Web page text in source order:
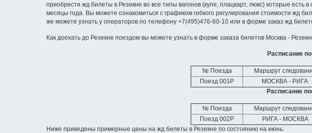
приобрести жд билеты в Резекне во все типы вагонов (купе, плацкарт, люкс) которые
месяцы года. Вы можете ознакомиться с графиком гибкого регулирования стоимости жд
же можете узнать у операторов по телефону +7(495)476-60-10 или в форме заказ жд
Как доехать до Резекне поездом вы можете узнать в форме заказа билетов Москва -
Расписание
№ Поезда Маршрут
Поезд 001Р
МОСКВА - РИГА
Расписание
№ Поезда Маршрут
Поезд 002Р
РИГА - МОСКВА
Ниже приведены примерные цены на жд билеты в Резекне по состоянию на июнь: